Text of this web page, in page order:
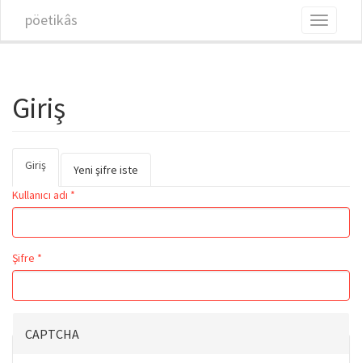
pöetikâs
Toggle
Giriş
Birincil sekmeler
Giriş
Yeni şifre iste
Kullanıcı adı *
Şifre *
CAPTCHA